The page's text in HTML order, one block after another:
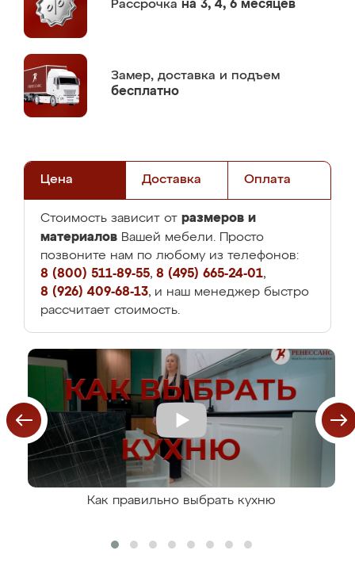
Рассрочка на 3, 4, 6 месяцев
Замер, доставка и подъем
бесплатно
Цена Доставка Оплата
Стоимость зависит от размеров и
материалов Вашей мебели. Просто
позвоните нам по любому из телефонов:
8 (800) 511-89-55, 8 (495) 665-24-01,
8 (926) 409-68-13, и наш менеджер быстро
рассчитает стоимость.
Как правильно выбрать кухню